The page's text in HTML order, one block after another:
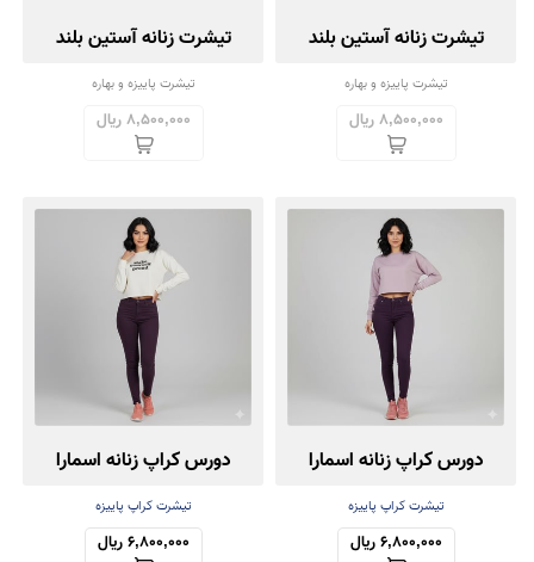
تیشرت زنانه آستین بلند
مجموعه دو عددی
تیشرت پاییزه و بهاره
8,500,000 ریال
تیشرت زنانه آستین بلند
مجموعه دو عددی
تیشرت پاییزه و بهاره
8,500,000 ریال
دورس کراپ زنانه اسمارا
تیشرت کراپ پاییزه
6,800,000 ریال
دورس کراپ زنانه اسمارا
تیشرت کراپ پاییزه
6,800,000 ریال